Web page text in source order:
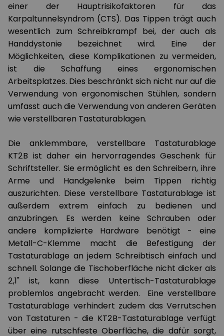
einer der Hauptrisikofaktoren für das
Karpaltunnelsyndrom (CTS). Das Tippen trägt auch
wesentlich zum Schreibkrampf bei, der auch als
Handdystonie bezeichnet wird. Eine der
Möglichkeiten, diese Komplikationen zu vermeiden,
ist die Schaffung eines ergonomischen
Arbeitsplatzes. Dies beschränkt sich nicht nur auf die
Verwendung von ergonomischen Stühlen, sondern
umfasst auch die Verwendung von anderen Geräten
wie verstellbaren Tastaturablagen.
Die anklemmbare, verstellbare Tastaturablage
KT2B ist daher ein hervorragendes Geschenk für
Schriftsteller. Sie ermöglicht es den Schreibern, ihre
Arme und Handgelenke beim Tippen richtig
auszurichten. Diese verstellbare Tastaturablage ist
außerdem extrem einfach zu bedienen und
anzubringen. Es werden keine Schrauben oder
andere komplizierte Hardware benötigt - eine
Metall-C-Klemme macht die Befestigung der
Tastaturablage an jedem Schreibtisch einfach und
schnell. Solange die Tischoberfläche nicht dicker als
2,1" ist, kann diese Untertisch-Tastaturablage
problemlos angebracht werden. Eine verstellbare
Tastaturablage verhindert zudem das Verrutschen
von Tastaturen - die KT2B-Tastaturablage verfügt
über eine rutschfeste Oberfläche, die dafür sorgt,